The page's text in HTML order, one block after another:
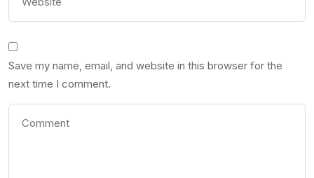
Save my name, email, and website in this browser for the
next time I comment.